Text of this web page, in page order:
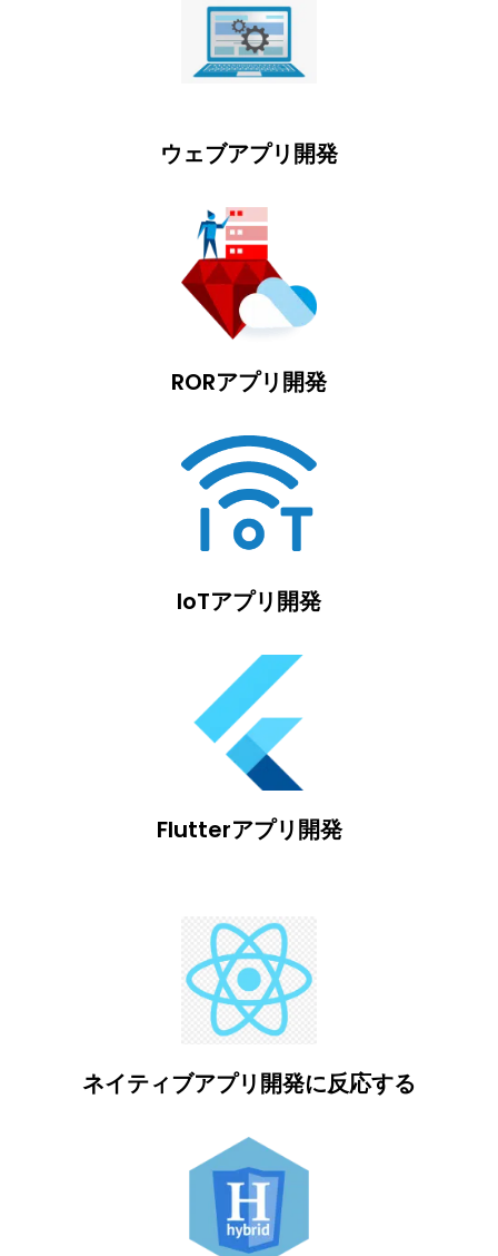
ウェブアプリ開発
RORアプリ開発
IoTアプリ開発
Flutterアプリ開発
ネイティブアプリ開発に反応する